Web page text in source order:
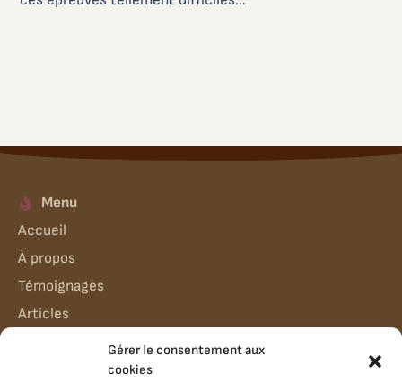
Gérer le consentement aux
cookies
Menu
Accueil
À propos
Témoignages
Articles
Infos & Contact
A propos de moi | Contact